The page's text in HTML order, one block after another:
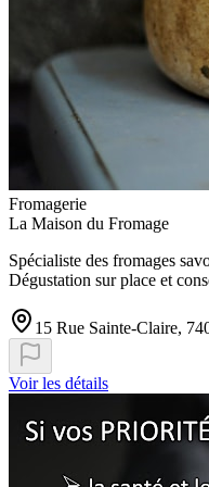
Fromagerie
La Maison du Fromage
Spécialiste des fromages
Dégustation sur place et
15 Rue Sainte-Claire,
Voir les détails